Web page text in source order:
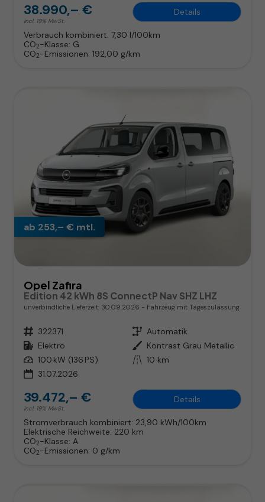
38.990,– €
incl. 19% MwSt.
Details
Verbrauch kombiniert: 7,30 l/100km
CO2-Klasse: G
CO2-Emissionen: 192,00 g/km
ab 253,– € mtl.
Opel Zafira
Edition 42 kWh 8S ConnectP Nav SHZ LHZ
unverbindliche Lieferzeit: 30.09.2026 Fahrzeug mit Tageszulassung
Fahrzeugnr. 322371 Getriebe Automatik
Kraftstoff Elektro Außenfarbe Kontrast Grau Metallic
Leistung 100 kW (136 PS) Kilometerstand 10 km
31.07.2026
39.472,– €
incl. 19% MwSt.
Details
Stromverbrauch kombiniert: 23,90 kWh/100km
Elektrische Reichweite: 220 km
CO2-Klasse: A
CO2-Emissionen: 0 g/km